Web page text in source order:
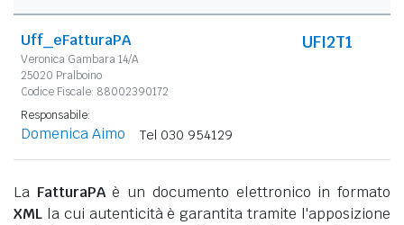
Uff_eFatturaPA
Veronica Gambara 14/A
25020 Pralboino
Codice Fiscale: 88002390172
UFI2T1
Responsabile:
Domenica Aimo Tel 030 954129
La FatturaPAè un documento elettronico in formato
XML la cui autenticità è garantita tramite l'apposizione